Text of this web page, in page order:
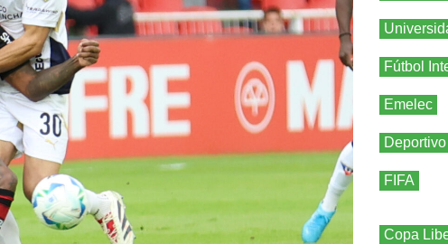
Fútbol
Emelec
FIFA
Copa